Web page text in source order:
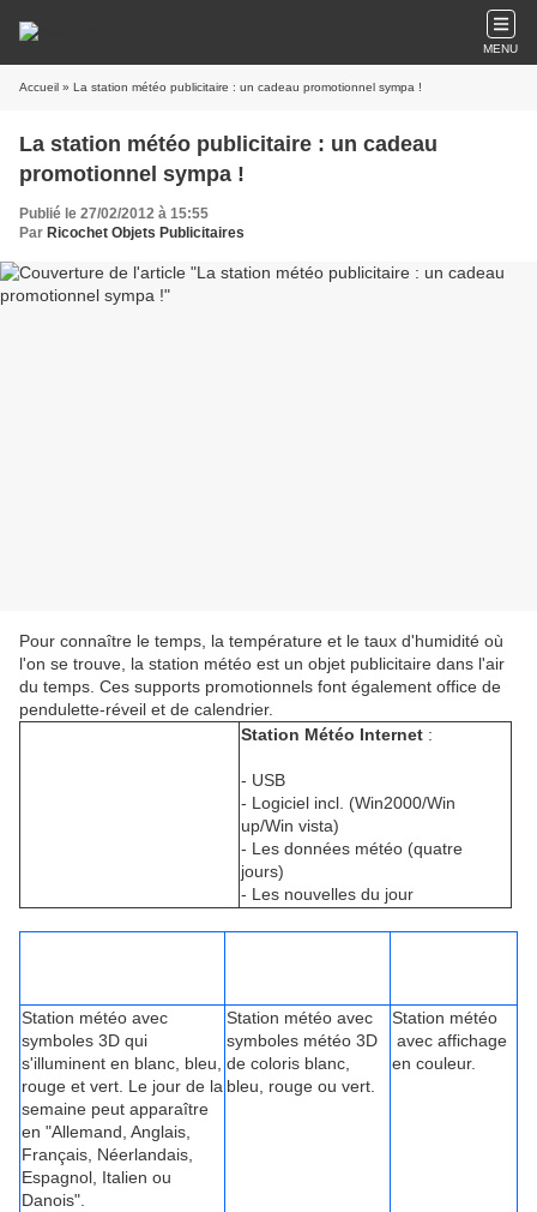
MENU
Accueil » La station météo publicitaire : un cadeau promotionnel sympa !
La station météo publicitaire : un cadeau
promotionnel sympa !
Publié le 27/02/2012 à 15:55
Par Ricochet Objets Publicitaires
Pour connaître le temps, la température et le taux d'humidité où
l'on se trouve, la station météo est un objet publicitaire dans l'air
du temps. Ces supports promotionnels font également office de
pendulette-réveil et de calendrier.
Station Météo Internet :
- USB
- Logiciel incl . (Win2000/Win
up/Win vista)
- Les données météo (quatre
jours)
- Les nouvelles du jour
Station météo avec
symboles 3D qui
s'illuminent en blanc, bleu,
rouge et vert. Le jour de la
semaine peut apparaître
en "Allemand, Anglais,
Français, Néerlandais,
Espagnol, Italien ou
Danois".
Station météo avec
symboles météo 3D
de coloris blanc,
bleu, rouge ou vert.
Station météo
avec affichage
en couleur.